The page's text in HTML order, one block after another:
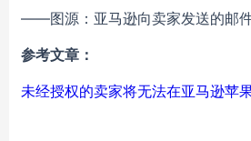
——图源：亚马逊向卖家发送的邮
参考文章：
未经授权的卖家将无法在亚马逊苹